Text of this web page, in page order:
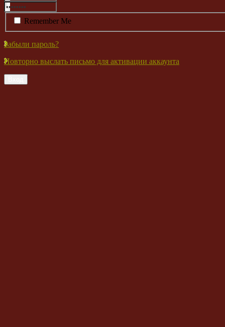
Remember Me
Забыли пароль?
Повторно выслать письмо для активации аккаунта